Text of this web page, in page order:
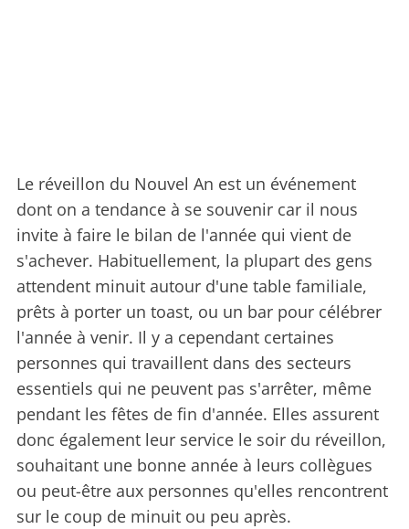
Le réveillon du Nouvel An est un événement
dont on a tendance à se souvenir car il nous
invite à faire le bilan de l'année qui vient de
s'achever. Habituellement, la plupart des gens
attendent minuit autour d'une table familiale,
prêts à porter un toast, ou un bar pour célébrer
l'année à venir. Il y a cependant certaines
personnes qui travaillent dans des secteurs
essentiels qui ne peuvent pas s'arrêter, même
pendant les fêtes de fin d'année. Elles assurent
donc également leur service le soir du réveillon,
souhaitant une bonne année à leurs collègues
ou peut-être aux personnes qu'elles rencontrent
sur le coup de minuit ou peu après.